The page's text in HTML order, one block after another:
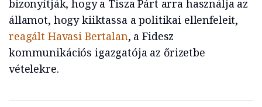
bizonyítják, hogy a Tisza Párt arra használja az
államot, hogy kiiktassa a politikai ellenfeleit,
reagált Havasi Bertalan, a Fidesz
kommunikációs igazgatója az őrizetbe
vételekre.